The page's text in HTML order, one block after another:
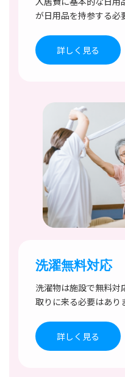
が日用品を持参する必
詳しく見る
洗濯無料対応
洗濯物は施設で無料対
取りに来る必要はあり
詳しく見る